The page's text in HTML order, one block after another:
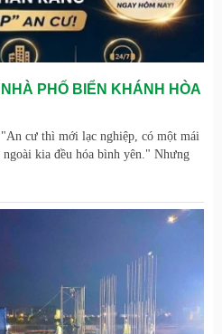
PHỐ BIỂN KHÁNH HÒA
cư thì mới lạc nghiệp, có một mái
kia đều hóa bình yên." Nhưng